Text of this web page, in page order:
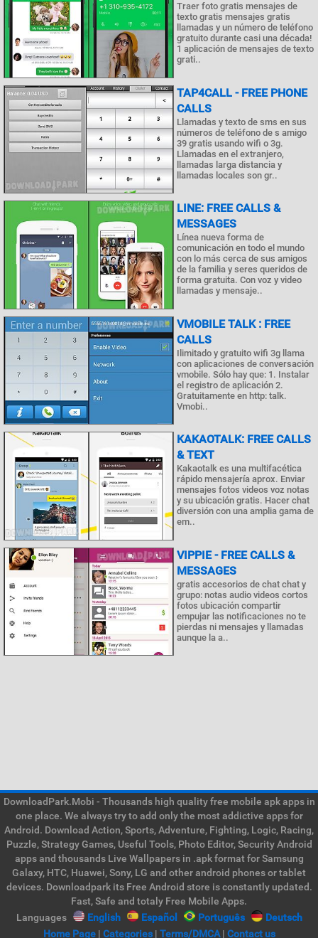
Traer foto gratis mensajes de
texto gratis mensajes gratis
llamadas y un número de teléfono
gratuito durante casi una década!
1 aplicación de mensajes de texto
grati..
TAP4CALL - FREE PHONE
CALLS
Llamadas y texto de sms en sus
números de teléfono de s amigo
39 gratis usando wifi o 3g.
Llamadas en el extranjero,
llamadas larga distancia y
llamadas locales son gr..
LINE: FREE CALLS &
MESSAGES
Línea nueva forma de
comunicación en todo el mundo
con lo más cerca de sus amigos
de la familia y seres queridos de
forma gratuita. Con voz y video
llamadas y mensaje..
VMOBILE TALK : FREE
CALLS
Ilimitado y gratuito wifi 3g llama
con aplicaciones de conversación
vmobile. Sólo hay que: 1. Instalar
el registro de aplicación 2.
Gratuitamente en http: talk.
Vmobi..
KAKAOTALK: FREE CALLS
& TEXT
Kakaotalk es una multifacética
rápido mensajería aprox. Enviar
mensajes fotos videos voz notas
y su ubicación gratis. Hacer chat
diversión con una amplia gama de
em..
VIPPIE - FREE CALLS &
MESSAGES
gratis accesorios de chat chat y
grupo: notas audio videos cortos
fotos ubicación compartir
empujar las notificaciones no te
pierdas ni mensajes y llamadas
aunque la a..
DownloadPark.Mobi - Thousands high quality free mobile apk apps in
one place. We always try to add only the most addictive apps for
Android. Download Action, Sports, Adventure, Fighting, Logic, Racing,
Puzzle, Strategy Games, Useful Tools, Photo Editor, Security Android
apps and thousands Live Wallpapers in .apk format for Samsung
Galaxy, HTC, Huawei, Sony, LG and other android phones or tablet
devices. Downloadpark its Free Android store is constantly updated.
Fast, Safe and totaly Free Mobile Apps.
Languages
English Español Português
Deutsch
Home Page| Categories| Terms/DMCA| Contact us